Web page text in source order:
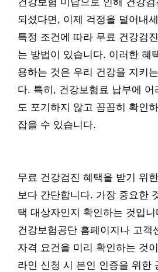
건강보험 미납으로 인해 건강
되셨다면, 이제 걱정을 덜어내
특정 조건에 따라 무료 건강검
는 방법이 있습니다. 이러한 혜
용하는 것은 우리 건강을 지키
다. 특히, 건강보험료 납부에
도 포기하지 않고 꼼꼼히 확인
잡을 수 있습니다.
무료 건강검진 혜택을 받기 위
보다 간단합니다. 가장 중요한
택 대상자인지 확인하는 것입
건강보험공단 홈페이지나 고객
자격 요건을 미리 확인하는 것
라인 신청 시 본인 인증을 위한